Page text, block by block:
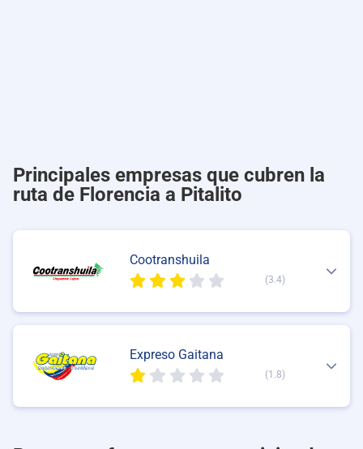
Principales empresas que cubren la
ruta de Florencia a Pitalito
Cootranshuila
(3.4)
Expreso Gaitana
(1.8)